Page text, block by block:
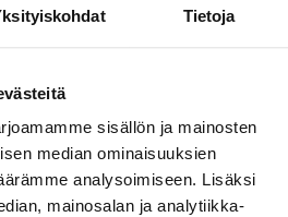
Tietoja
sisällön ja mainosten
median ominaisuuksien
analysoimiseen. Lisäksi
mainosalan ja analytiikka-
voidaan käyttää niin sisä-
voi laittaa 400 millilitran –
Kokoa ei ole
tuotteeseen, vaan
osa markkinoilla